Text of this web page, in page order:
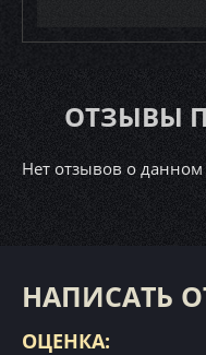
ОТЗЫВЫ
Нет отзывов о данном
НАПИСАТЬ
ОЦЕНКА: